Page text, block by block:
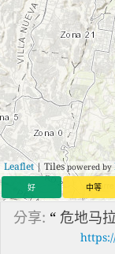
Leaflet| Tilespowered by
好 中等
分享: “ 危地马